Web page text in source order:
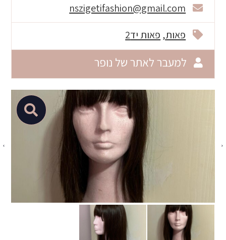
nszigetifashion@gmail.com
פאות פאות יד2
למעבר לאתר של נופר